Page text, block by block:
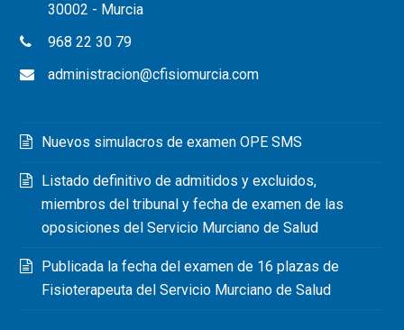
30002 - Murcia
968 22 30 79
administracion@cfisiomurcia.com
Nuevos simulacros de examen OPE SMS
Listado definitivo de admitidos y excluidos,
miembros del tribunal y fecha de examen de las
oposiciones del Servicio Murciano de Salud
Publicada la fecha del examen de 16 plazas de
Fisioterapeuta del Servicio Murciano de Salud